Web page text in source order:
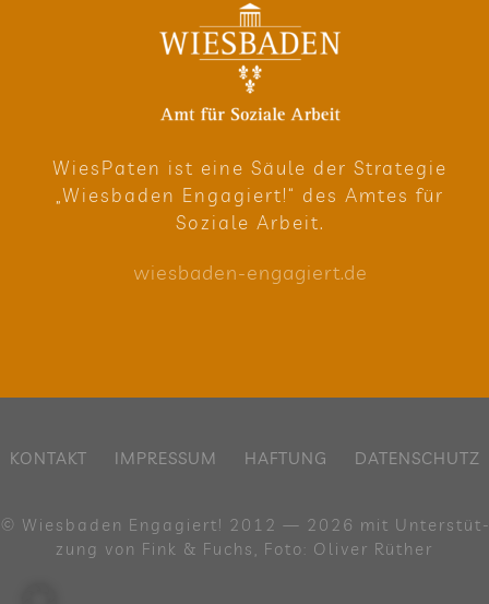
Wie­sPa­ten ist eine Säule der Stra­te­gie
„Wies­ba­den Enga­giert!“ des Amtes für
Soziale Arbeit.
wies​ba​den​-enga​giert​.de
KON­TAKT IMPRES­SUM HAF­TUNG DATEN­SCHUTZ
© Wies­ba­den Enga­giert! 2012 — 2026 mit Unter­stüt­
zung von Fink & Fuchs, Foto: Oli­ver Rüther